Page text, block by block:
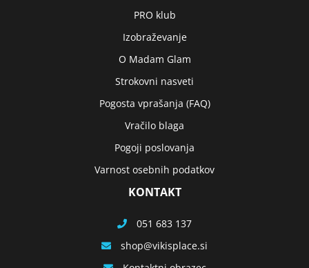
PRO klub
Izobraževanje
O Madam Glam
Strokovni nasveti
Pogosta vprašanja (FAQ)
Vračilo blaga
Pogoji poslovanja
Varnost osebnih podatkov
KONTAKT
051 683 137
shop
vikisplace.si